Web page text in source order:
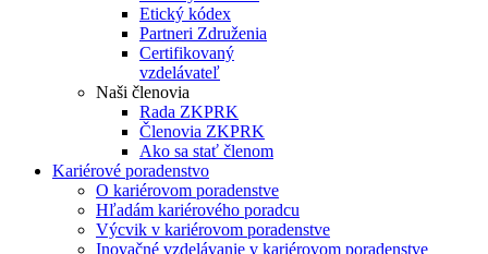
Etický kódex
Partneri Združenia
Certifikovaný
vzdelávateľ
Naši členovia
Rada ZKPRK
Členovia ZKPRK
Ako sa stať členom
Kariérové poradenstvo
O kariérovom poradenstve
Hľadám kariérového poradcu
Výcvik v kariérovom poradenstve
Inovačné vzdelávanie v kariérovom poradenstve